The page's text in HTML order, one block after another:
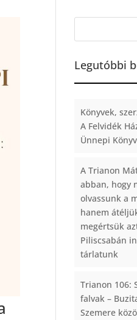
Legutóbbi
Könyvek,
A Felvidék
Ünnepi
A Trianon
abban, hogy
olvassunk a
hanem
megértsük
Piliscsabán
tárlatunk
Trianon 106:
falvak –
Szemere